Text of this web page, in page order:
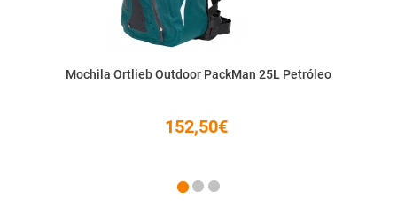
Mochila Ortlieb Outdoor PackMan 25L Petróleo
152,50€